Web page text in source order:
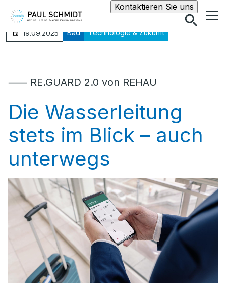
Kontaktieren Sie unsSuche
19.09.2025 Bad Technologie & Zukunft
⸺ RE.GUARD 2.0 von REHAU
Die Wasserleitung
stets im Blick – auch
unterwegs